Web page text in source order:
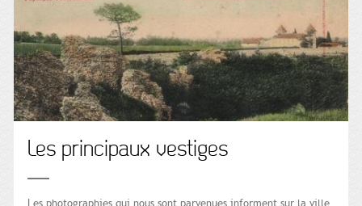
Les principaux vestiges